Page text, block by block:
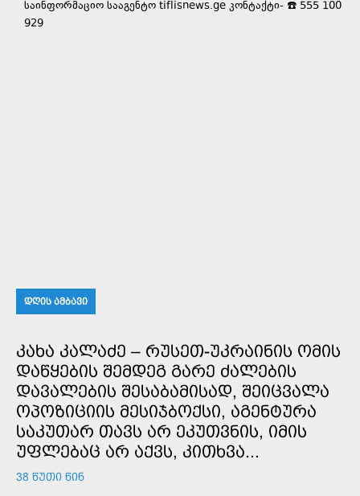
საინფორმაციო სააგენტო tiflisnews.ge კონტაქტი- ☎️ 555 100
929
ᲓᲦᲘᲡ ᲐᲛᲑᲐᲕᲘ
ᲙᲐᲮᲐ ᲙᲐᲚᲐᲫᲔ – ᲠᲣᲡᲔᲗ-ᲣᲙᲠᲐᲘᲜᲘᲡ ᲝᲛᲘᲡ
ᲓᲐᲬᲧᲔᲑᲘᲡ ᲨᲔᲛᲓᲔᲒ ᲒᲐᲠᲔ ᲫᲐᲚᲔᲑᲘᲡ
ᲓᲐᲕᲐᲚᲔᲑᲘᲡ ᲨᲔᲡᲐᲑᲐᲛᲘᲡᲐᲓ, ᲨᲔᲘᲪᲕᲐᲚᲐ
ᲝᲞᲝᲖᲘᲪᲘᲘᲡ ᲛᲔᲡᲘᲯᲑᲝᲥᲡᲘ, ᲐᲒᲔᲜᲢᲣᲠᲐ
ᲡᲐᲙᲣᲗᲐᲠ ᲗᲐᲕᲡ ᲐᲠ ᲔᲙᲣᲗᲕᲜᲘᲡ, ᲘᲛᲘᲡ
ᲣᲤᲚᲔᲑᲐᲪ ᲐᲠ ᲐᲥᲕᲡ, ᲙᲘᲗᲮᲕᲐ...
38 ᲬᲣᲗᲘ ᲬᲘᲜ